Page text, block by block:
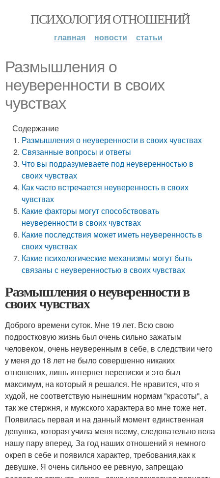
ПСИХОЛОГИЯ ОТНОШЕНИЙ
главная новости статьи
Размышления о
неуверенности в своих
чувствах
Содержание
Размышления о неуверенности в своих чувствах
Связанные вопросы и ответы
Что вы подразумеваете под неуверенностью в
своих чувствах
Как часто встречается неуверенность в своих
чувствах
Какие факторы могут способствовать
неуверенности в своих чувствах
Какие последствия может иметь неуверенность в
своих чувствах
Какие психологические механизмы могут быть
связаны с неуверенностью в своих чувствах
Размышления о неуверенности в
своих чувствах
Доброго времени суток. Мне 19 лет. Всю свою
подростковую жизнь был очень сильно зажатым
человеком, очень неуверенным в себе, в следствии чего
у меня до 18 лет не было совершенно никаких
отношених, лишь интернет переписки и это был
максимум, на который я решался. Не нравится, что я
худой, не соответствую нынешним нормам "красоты", а
так же стержня, и мужского характера во мне тоже нет.
Появилась первая и на данный момент единственная
девушка, которая учила меня всему, следовательно вела
нашу пару вперед. За год наших отношений я немного
окреп в себе и появился характер, требования,как к
девушке. Я очень сильноо ее ревную, запрещаю